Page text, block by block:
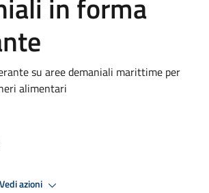
su aree demaniali marittime per
alimentari
Vedi azioni